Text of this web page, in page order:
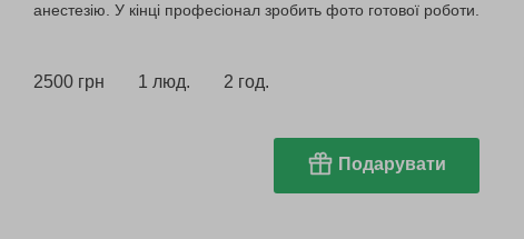
анестезію. У кінці професіонал зробить фото готової роботи.
2500 грн 1 люд. 2 год.
Подарувати